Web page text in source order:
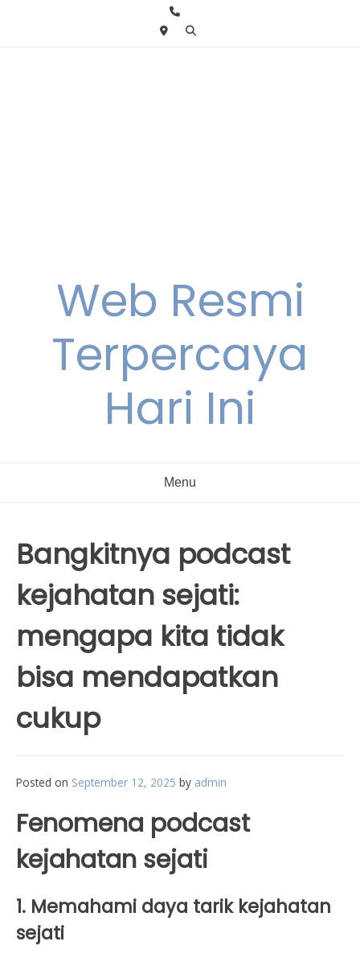
Web Resmi
Terpercaya
Hari Ini
Menu
Bangkitnya podcast
kejahatan sejati:
mengapa kita tidak
bisa mendapatkan
cukup
Posted on September 12, 2025 by admin
Fenomena podcast
kejahatan sejati
1. Memahami daya tarik kejahatan
sejati